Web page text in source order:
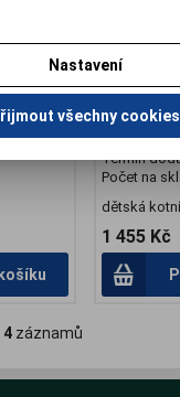
220
Obuv OK
modrá
Katalogové
Záruka
Termín
Počet na
dětská
1 455 Kč
4 záznamů
Nastavení
všechny cookies